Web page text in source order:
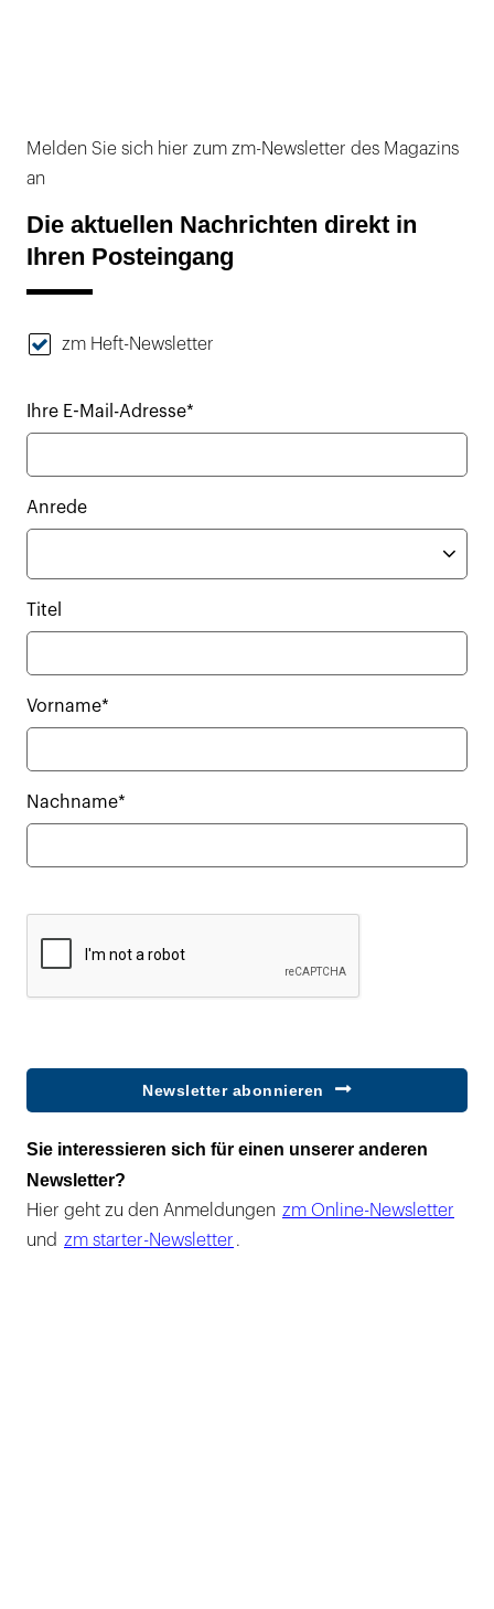
Melden Sie sich hier zum zm-Newsletter des Magazins
an
Die aktuellen Nachrichten direkt in
Ihren Posteingang
zm Heft-Newsletter
Ihre E-Mail-Adresse*
Anrede
Titel
Vorname*
Nachname*
Newsletter abonnieren
Sie interessieren sich für einen unserer anderen
Newsletter?
Hier geht zu den Anmeldungen zm Online-Newsletter
und zm starter-Newsletter .